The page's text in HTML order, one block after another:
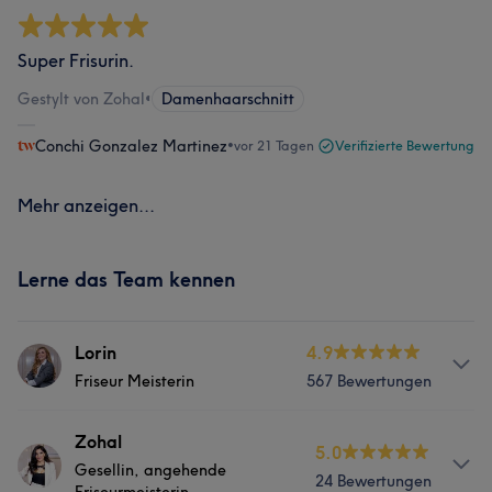
Super Frisurin.
Gestylt von Zohal• Damenhaarschnitt
Conchi Gonzalez Martinez•vor 21 Tagen Verifizierte Bewertung
Mehr anzeigen...
Lerne das Team kennen
Lorin
Friseur Meisterin
4.9
567 Bewertungen
Info
Neue Trends und Färbetechniken umzusetzen lässt
Zohal
Gesellin, angehende
5.0
24 Bewertungen